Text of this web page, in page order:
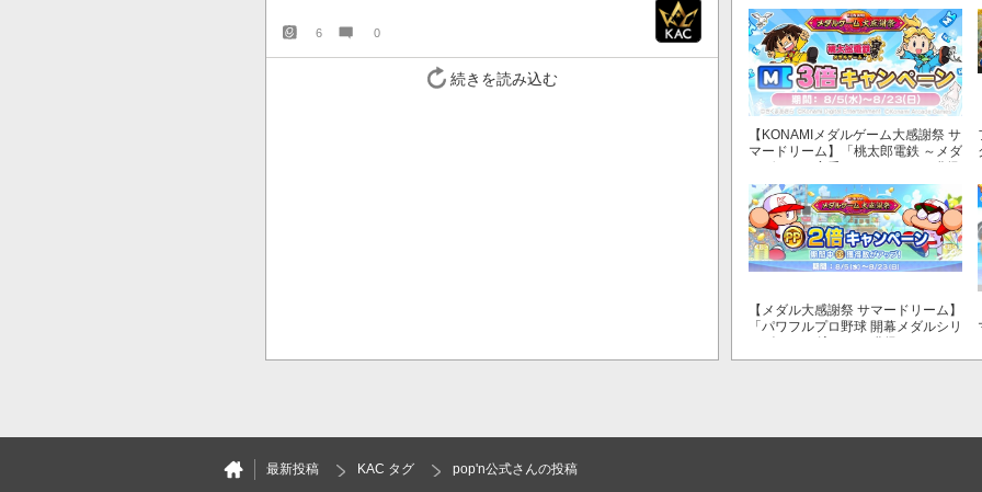
6 0
続きを読み込む
【KONAMIメダルゲーム大感謝祭 サ
マードリーム】「桃太郎電鉄 ～メダ
数が3倍！
【メダル大感謝祭 サマードリーム】
「パワフルプロ野球 開幕メダルシリ
が2倍！
最新投稿 KAC タグ pop'n公式さんの投稿